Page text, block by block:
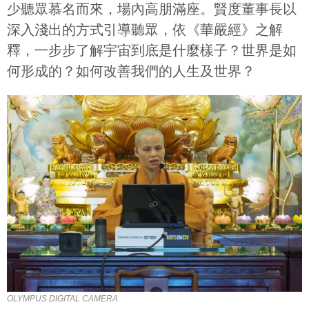
少聽眾慕名而來，場內高朋滿座。賢度董事長以
深入淺出的方式引導聽眾，依《華嚴經》之解
釋，一步步了解宇宙到底是什麼樣子？世界是如
何形成的？如何改善我們的人生及世界？
OLYMPUS DIGITAL CAMERA